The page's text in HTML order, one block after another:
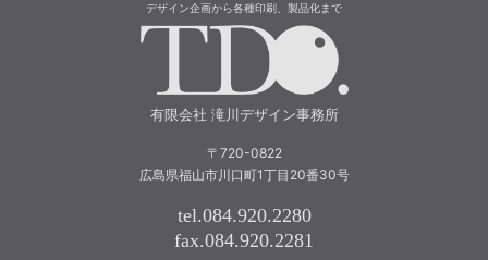
デザイン企画から各種印刷、製品化まで
有限会社 滝川デザイン事務所
〒720-0822
広島県福山市川口町1丁目20番30号
tel.084.920.2280
fax.084.920.2281